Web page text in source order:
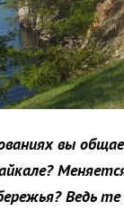
вы
Ведь